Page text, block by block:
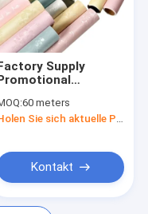
Supply
Stick Wallpaper
Adhesive 3D
60 meters
Kontakt